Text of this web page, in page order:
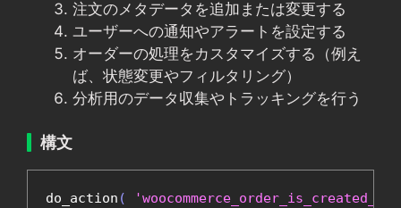
注文のメタデータを追加または変更する
ユーザーへの通知やアラートを設定する
オーダーの処理をカスタマイズする（例え
ば、状態変更やフィルタリング）
分析用のデータ収集やトラッキングを行う
構文
do_action (